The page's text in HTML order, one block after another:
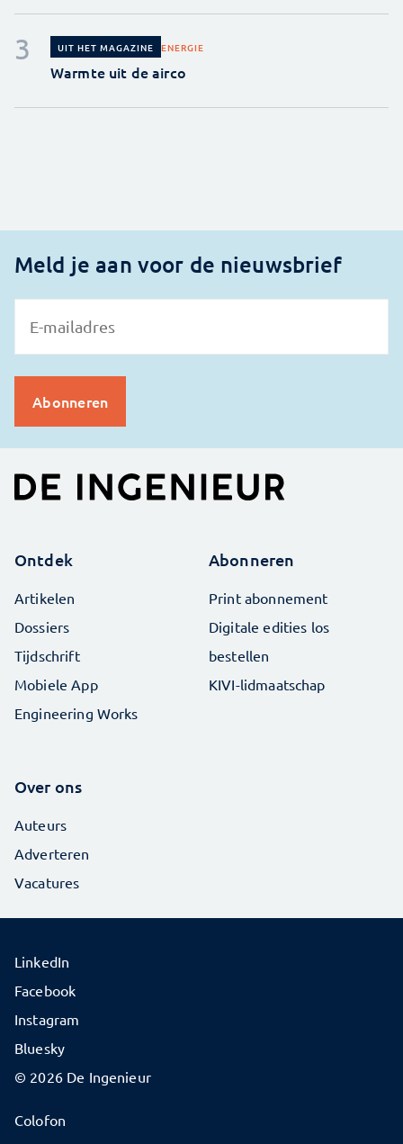
UIT HET MAGAZINE ENERGIE
Warmte uit de airco
Meld je aan voor de nieuwsbrief
Ontdek
Artikelen
Dossiers
Tijdschrift
Mobiele App
Engineering Works
Abonneren
Print abonnement
Digitale edities los
bestellen
KIVI-lidmaatschap
Over ons
Auteurs
Adverteren
Vacatures
© 2026 De Ingenieur
Colofon
LinkedIn
Facebook
Instagram
Bluesky